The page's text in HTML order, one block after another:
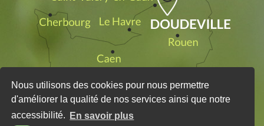
Nous utilisons des cookies pour nous permettre
d'améliorer la qualité de nos services ainsi que notre
accessibilité.
En savoir plus